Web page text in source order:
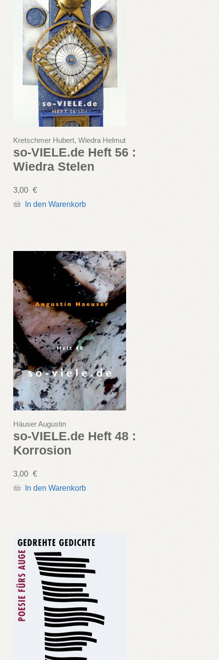
Kretschmer Hubert, Wiedra Helmut
so-VIELE.de Heft 56 :
Wiedra Stelen
3,00 €
In den Warenkorb
Häuser Augustin
so-VIELE.de Heft 48 :
Korrosion
3,00 €
In den Warenkorb